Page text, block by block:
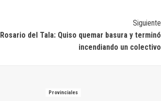
Siguiente
Rosario del Tala: Quiso quemar basura y terminó
incendiando un colectivo
Provinciales